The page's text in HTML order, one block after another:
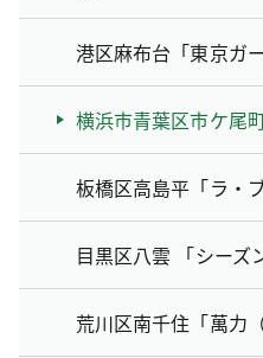
港区麻布台「東京ガ
横浜市青葉区市ケ尾
板橋区高島平「ラ・
目黒区八雲 「シーズ
荒川区南千住「萬力